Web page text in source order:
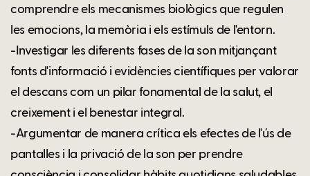
comprendre els mecanismes biològics que regulen
les emocions, la memòria i els estímuls de l'entorn.
-Investigar les diferents fases de la son mitjançant
fonts d'informació i evidències científiques per valorar
el descans com un pilar fonamental de la salut, el
creixement i el benestar integral.
-Argumentar de manera crítica els efectes de l'ús de
pantalles i la privació de la son per prendre